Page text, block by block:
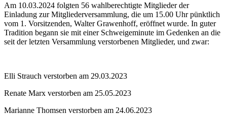
Am 10.03.2024 folgten 56 wahlberechtigte Mitglieder der
Einladung zur Mitgliederversammlung, die um 15.00 Uhr pünktlich
vom 1. Vorsitzenden, Walter Grawenhoff, eröffnet wurde. In guter
Tradition begann sie mit einer Schweigeminute im Gedenken an die
seit der letzten Versammlung verstorbenen Mitglieder, und zwar:
Elli Strauch verstorben am 29.03.2023
Renate Marx verstorben am 25.05.2023
Marianne Thomsen verstorben am 24.06.2023